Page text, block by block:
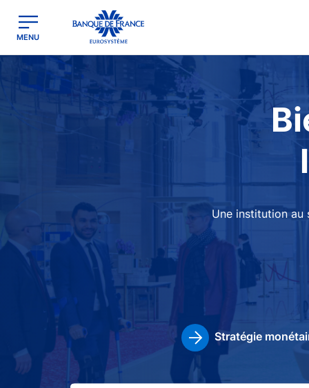
Banque de France - Menu Principal
MENU
Image
Une institution au
Stratégie